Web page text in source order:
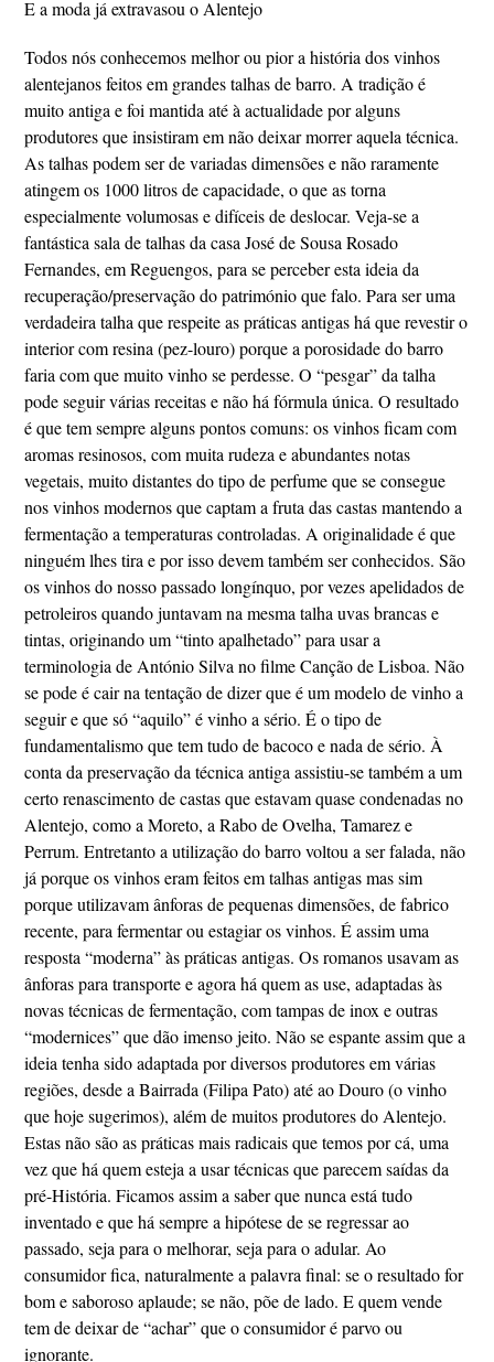
E a moda já extravasou o Alentejo
Todos nós conhecemos melhor ou pior a história dos vinhos
alentejanos feitos em grandes talhas de barro. A tradição é
muito antiga e foi mantida até à actualidade por alguns
produtores que insistiram em não deixar morrer aquela técnica.
As talhas podem ser de variadas dimensões e não raramente
atingem os 1000 litros de capacidade, o que as torna
especialmente volumosas e difíceis de deslocar. Veja-se a
fantástica sala de talhas da casa José de Sousa Rosado
Fernandes, em Reguengos, para se perceber esta ideia da
recuperação/preservação do património que falo. Para ser uma
verdadeira talha que respeite as práticas antigas há que revestir o
interior com resina (pez-louro) porque a porosidade do barro
faria com que muito vinho se perdesse. O “pesgar” da talha
pode seguir várias receitas e não há fórmula única. O resultado
é que tem sempre alguns pontos comuns: os vinhos ficam com
aromas resinosos, com muita rudeza e abundantes notas
vegetais, muito distantes do tipo de perfume que se consegue
nos vinhos modernos que captam a fruta das castas mantendo a
fermentação a temperaturas controladas. A originalidade é que
ninguém lhes tira e por isso devem também ser conhecidos. São
os vinhos do nosso passado longínquo, por vezes apelidados de
petroleiros quando juntavam na mesma talha uvas brancas e
tintas, originando um “tinto apalhetado” para usar a
terminologia de António Silva no filme Canção de Lisboa. Não
se pode é cair na tentação de dizer que é um modelo de vinho a
seguir e que só “aquilo” é vinho a sério. É o tipo de
fundamentalismo que tem tudo de bacoco e nada de sério. À
conta da preservação da técnica antiga assistiu-se também a um
certo renascimento de castas que estavam quase condenadas no
Alentejo, como a Moreto, a Rabo de Ovelha, Tamarez e
Perrum. Entretanto a utilização do barro voltou a ser falada, não
já porque os vinhos eram feitos em talhas antigas mas sim
porque utilizavam ânforas de pequenas dimensões, de fabrico
recente, para fermentar ou estagiar os vinhos. É assim uma
resposta “moderna” às práticas antigas. Os romanos usavam as
ânforas para transporte e agora há quem as use, adaptadas às
novas técnicas de fermentação, com tampas de inox e outras
“modernices” que dão imenso jeito. Não se espante assim que a
ideia tenha sido adaptada por diversos produtores em várias
regiões, desde a Bairrada (Filipa Pato) até ao Douro (o vinho
que hoje sugerimos), além de muitos produtores do Alentejo.
Estas não são as práticas mais radicais que temos por cá, uma
vez que há quem esteja a usar técnicas que parecem saídas da
pré-História. Ficamos assim a saber que nunca está tudo
inventado e que há sempre a hipótese de se regressar ao
passado, seja para o melhorar, seja para o adular. Ao
consumidor fica, naturalmente a palavra final: se o resultado for
bom e saboroso aplaude; se não, põe de lado. E quem vende
tem de deixar de “achar” que o consumidor é parvo ou
ignorante.